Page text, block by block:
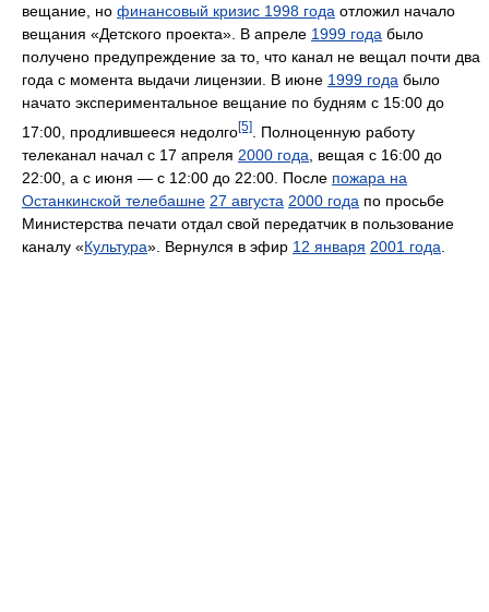
вещание, но финансовый кризис 1998 года отложил начало
вещания «Детского проекта». В апреле 1999 года было
получено предупреждение за то, что канал не вещал почти два
года с момента выдачи лицензии. В июне 1999 года было
начато экспериментальное вещание по будням с 15:00 до
17:00, продлившееся недолго[5]
. Полноценную работу
телеканал начал с 17 апреля 2000 года , вещая с 16:00 до
22:00, а с июня — с 12:00 до 22:00. После пожара на
Останкинской телебашне 27 августа 2000 года по просьбе
Министерства печати отдал свой передатчик в пользование
каналу «Культура». Вернулся в эфир 12 января 2001 года